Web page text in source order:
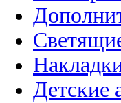
Детские